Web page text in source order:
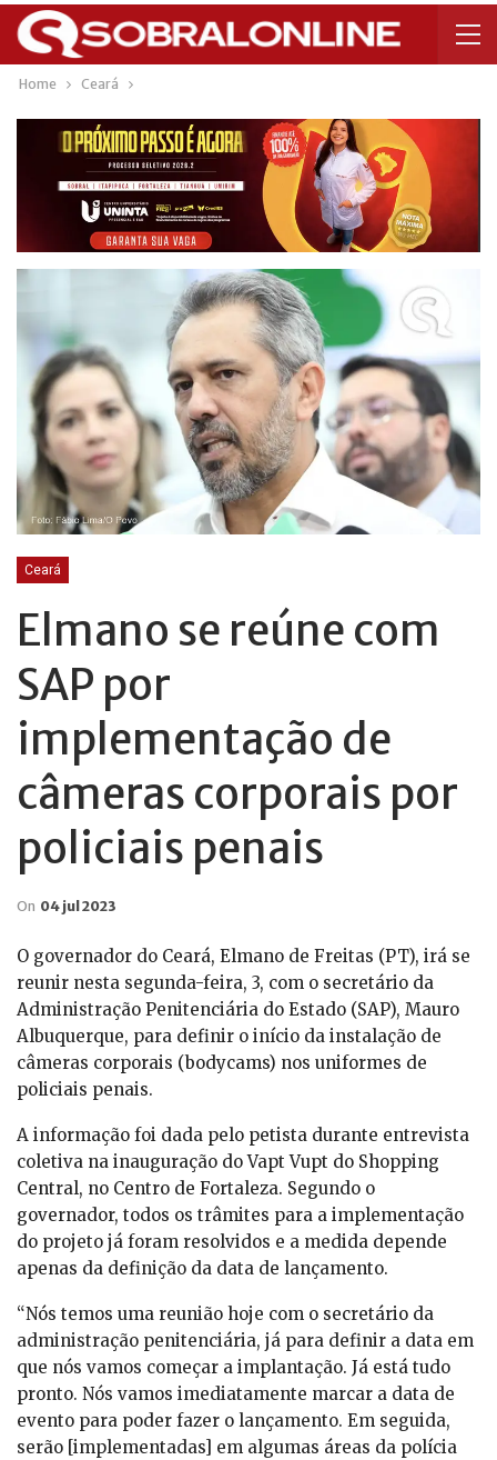
Home Ceará
Ceará
Elmano se reúne com
SAP por
implementação de
câmeras corporais por
policiais penais
On 04 jul 2023
O governador do Ceará, Elmano de Freitas (PT), irá se
reunir nesta segunda-feira, 3, com o secretário da
Administração Penitenciária do Estado (SAP), Mauro
Albuquerque, para definir o início da instalação de
câmeras corporais (bodycams) nos uniformes de
policiais penais.
A informação foi dada pelo petista durante entrevista
coletiva na inauguração do Vapt Vupt do Shopping
Central, no Centro de Fortaleza. Segundo o
governador, todos os trâmites para a implementação
do projeto já foram resolvidos e a medida depende
apenas da definição da data de lançamento.
“Nós temos uma reunião hoje com o secretário da
administração penitenciária, já para definir a data em
que nós vamos começar a implantação. Já está tudo
pronto. Nós vamos imediatamente marcar a data de
evento para poder fazer o lançamento. Em seguida,
serão [implementadas] em algumas áreas da polícia